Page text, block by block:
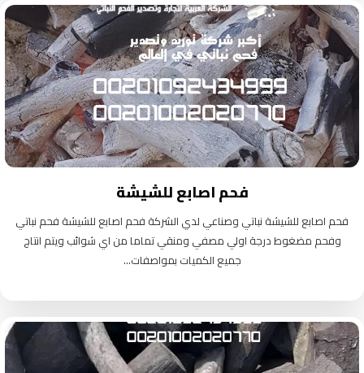
فحم اصابع للشيشة
فحم اصابع للشيشة نباتي وصناعي لدي الشركة فحم اصابع للشيشة فحم نباتي
وفحم مضغوط درجة اولي مصفي ومنقي تماما من اي شوائب ويتم انتاج
جميع الكميات بمواصفات...